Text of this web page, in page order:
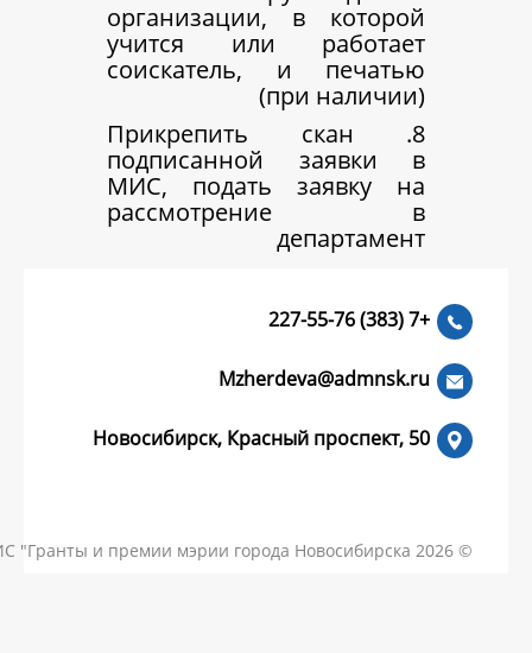
организации, в
учится или
соискатель, и
8. Прикрепить
подписанной
МИС, подать
Новосибирск, Красный